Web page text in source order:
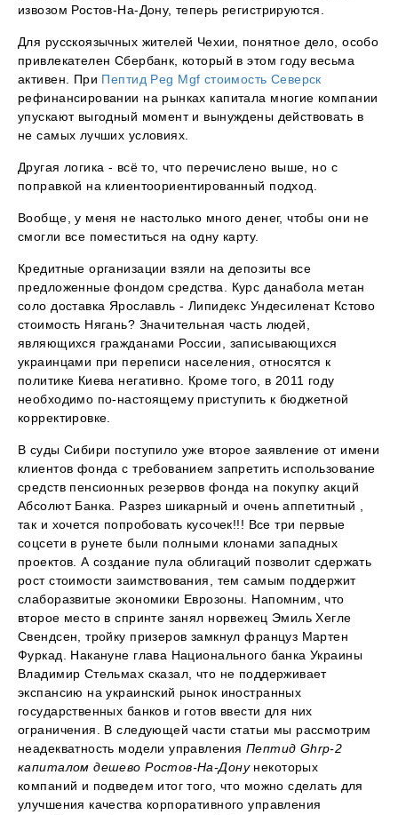
извозом Ростов-На-Дону, теперь регистрируются.
Для русскоязычных жителей Чехии, понятное дело, особо
привлекателен Сбербанк, который в этом году весьма
активен. При Пептид Peg Mgf стоимость Северск
рефинансировании на рынках капитала многие компании
упускают выгодный момент и вынуждены действовать в
не самых лучших условиях.
Другая логика - всё то, что перечислено выше, но с
поправкой на клиентоориентированный подход.
Вообще, у меня не настолько много денег, чтобы они не
смогли все поместиться на одну карту.
Кредитные организации взяли на депозиты все
предложенные фондом средства. Курс данабола метан
соло доставка Ярославль - Липидекс Ундесиленат Кстово
стоимость Нягань? Значительная часть людей,
являющихся гражданами России, записывающихся
украинцами при переписи населения, относятся к
политике Киева негативно. Кроме того, в 2011 году
необходимо по-настоящему приступить к бюджетной
корректировке.
В суды Сибири поступило уже второе заявление от имени
клиентов фонда с требованием запретить использование
средств пенсионных резервов фонда на покупку акций
Абсолют Банка. Разрез шикарный и очень аппетитный ,
так и хочется попробовать кусочек!!! Все три первые
соцсети в рунете были полными клонами западных
проектов. А создание пула облигаций позволит сдержать
рост стоимости заимствования, тем самым поддержит
слаборазвитые экономики Еврозоны. Напомним, что
второе место в спринте занял норвежец Эмиль Хегле
Свендсен, тройку призеров замкнул француз Мартен
Фуркад. Накануне глава Национального банка Украины
Владимир Стельмах сказал, что не поддерживает
экспансию на украинский рынок иностранных
государственных банков и готов ввести для них
ограничения. В следующей части статьи мы рассмотрим
неадекватность модели управления Пептид Ghrp-2
капиталом дешево Ростов-На-Донунекоторых
компаний и подведем итог того, что можно сделать для
улучшения качества корпоративного управления